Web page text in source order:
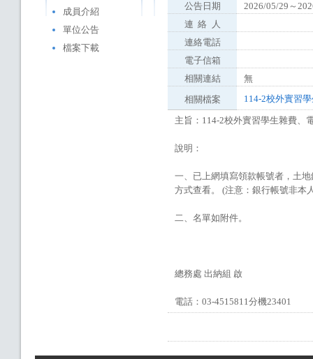
成員介紹
單位公告
檔案下載
公告日期
2026/05/29～
連 絡
人
連絡電話
電子信箱
相關連結
無
相關檔案
114-2校外實習
主旨：114-2校外實習學生雜費、
說明：
一、已上網填寫領款帳號者，土
方式查看。 (注意：銀行帳號非本
二、名單如附件。
總務處 出納組 啟
電話：03-4515811分機23401